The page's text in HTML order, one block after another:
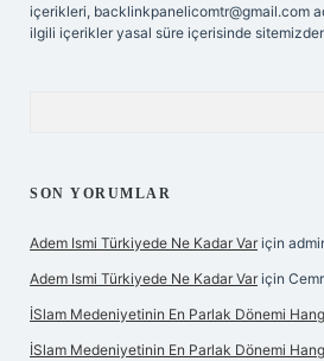
içerikleri, backlinkpanelicomtr@gmail.com
ilgili içerikler yasal süre içerisinde sitemizden
SON YORUMLAR
Adem Ismi Türkiyede Ne Kadar Var için
Adem Ismi Türkiyede Ne Kadar Var için
İSlam Medeniyetinin En Parlak Dönemi
İSlam Medeniyetinin En Parlak Dönemi